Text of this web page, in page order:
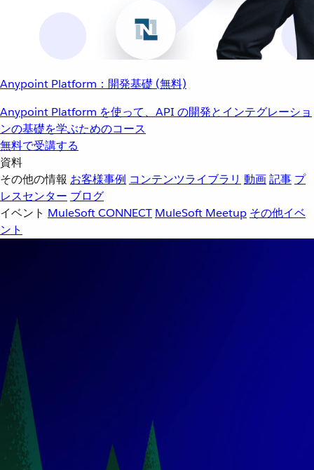
Anypoint Platform：開発基礎 (無料)
Anypoint Platform を使って、API の開発とインテグレーショ
ンの基礎を学ぶためのコース
無料で受講する
資料
その他の情報 お客様事例 コンテンツライブラリ 動画記事 プ
レスセンター ブログ
イベント MuleSoft CONNECT MuleSoft Meetup その他イベ
ント